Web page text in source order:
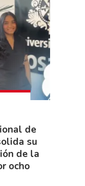
de
su
de la
ocho